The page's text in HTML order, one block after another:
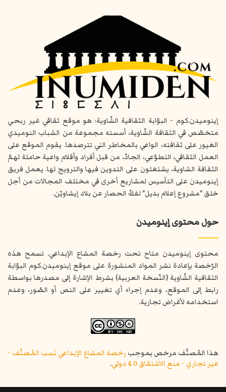
إينوميدن.كوم - البوّابة الثقافية الشّاوية؛ هو موقع ثقافي غير ربحي
متخصّص في الثقافة الشّاوية، أسسته مجموعة من الشباب النوميدي
الغيور على ثقافته، الواعي بالمخاطر التي تترصدها. يقوم الموقع على
العمل الثقافي، التطوّعي، الجادّ، من قبل أفراد وأقلام واعية حاملة لهمّ
الثقافة الشاوية، يشتغلون على التدوين فيها والترويج لها. يعمل فريق
إينوميدن على التأسيس لمشاريع أخرى في مختلف المجالات من أجل
خلق "مشروع إعلام بديل" لفكّ الحصار عن بلاد إيشاويّن.
حول محتوى إينوميدن
محتوى إينوميدن متاح تحت رخصة المشاع الإبداعي. تسمح هذه
الرّخصة بإعادة نشر المواد المنشورة على موقع إينوميدن.كوم البوّابة
الثقافية الشّاوية (النّسخة العربية) بشرط الإشارة إلى مصدرها بواسطة
رابط إلى الموقع، وعدم إجراء أي تغيير على النص أو الصّور، وعدم
استخدامه لأغراض تجارية.
هذا المُصنَّف مرخص بموجب رخصة المشاع الإبداعي نَسب المُصنَّف -
غير تجاري - منع الاشتقاق 4.0 دولي
.